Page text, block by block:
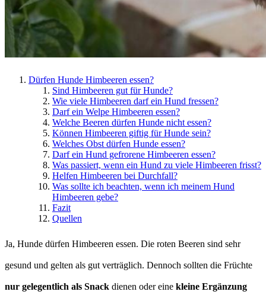
Dürfen Hunde Himbeeren essen?
Sind Himbeeren gut für Hunde?
Wie viele Himbeeren darf ein Hund fressen?
Darf ein Welpe Himbeeren essen?
Welche Beeren dürfen Hunde nicht essen?
Können Himbeeren giftig für Hunde sein?
Welches Obst dürfen Hunde essen?
Darf ein Hund gefrorene Himbeeren essen?
Was passiert, wenn ein Hund zu viele Himbeeren frisst?
Helfen Himbeeren bei Durchfall?
Was sollte ich beachten, wenn ich meinem Hund
Himbeeren gebe?
Fazit
Quellen
Ja, Hunde dürfen Himbeeren essen. Die roten Beeren sind sehr
gesund und gelten als gut verträglich. Dennoch sollten die Früchte
nur gelegentlich als Snack dienen oder eine kleine Ergänzung